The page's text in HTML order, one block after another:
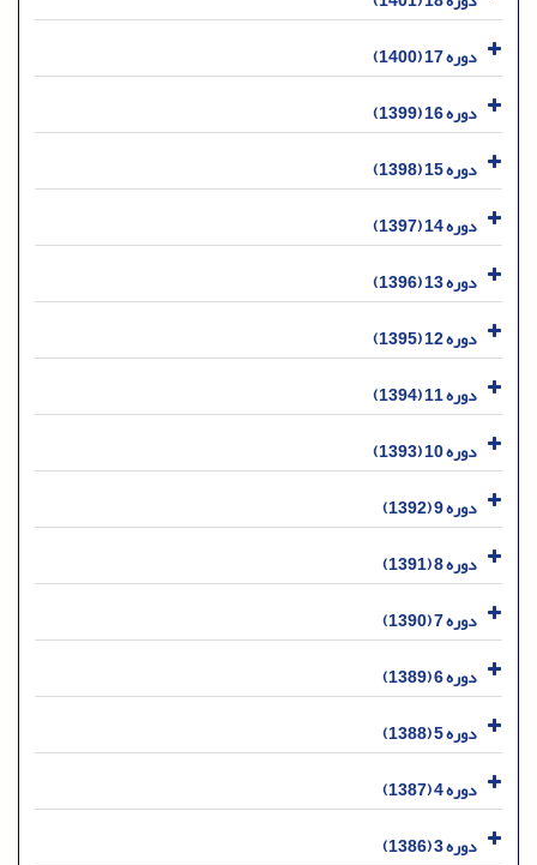
دوره 17 (1400)
دوره 16 (1399)
دوره 15 (1398)
دوره 14 (1397)
دوره 13 (1396)
دوره 12 (1395)
دوره 11 (1394)
دوره 10 (1393)
دوره 9 (1392)
دوره 8 (1391)
دوره 7 (1390)
دوره 6 (1389)
دوره 5 (1388)
دوره 4 (1387)
دوره 3 (1386)